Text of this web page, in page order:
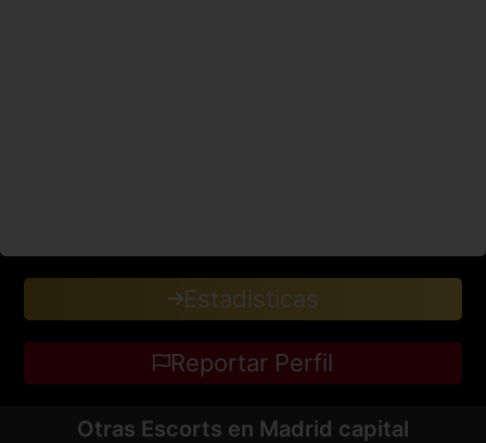
Estadisticas
Reportar Perfil
Otras Escorts en Madrid capital